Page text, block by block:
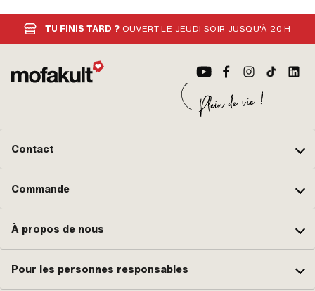
TU FINIS TARD ? OUVERT LE JEUDI SOIR JUSQU'À 20 H
Contact
Commande
À propos de nous
Pour les personnes responsables